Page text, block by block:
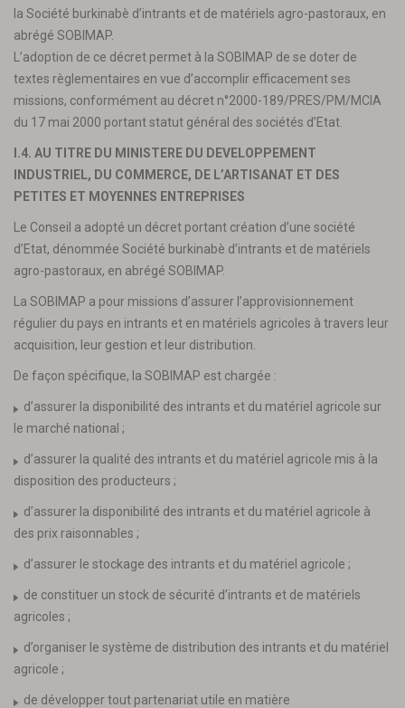
la Société burkinabè d’intrants et de matériels agro-pastoraux, en
abrégé SOBIMAP.
L’adoption de ce décret permet à la SOBIMAP de se doter de
textes règlementaires en vue d’accomplir efficacement ses
missions, conformément au décret n°2000-189/PRES/PM/MCIA
du 17 mai 2000 portant statut général des sociétés d’Etat.
I.4. AU TITRE DU MINISTERE DU DEVELOPPEMENT
INDUSTRIEL, DU COMMERCE, DE L’ARTISANAT ET DES
PETITES ET MOYENNES ENTREPRISES
Le Conseil a adopté un décret portant création d’une société
d’Etat, dénommée Société burkinabè d’intrants et de matériels
agro-pastoraux, en abrégé SOBIMAP.
La SOBIMAP a pour missions d’assurer l’approvisionnement
régulier du pays en intrants et en matériels agricoles à travers leur
acquisition, leur gestion et leur distribution.
De façon spécifique, la SOBIMAP est chargée :
d’assurer la disponibilité des intrants et du matériel agricole sur
le marché national ;
d’assurer la qualité des intrants et du matériel agricole mis à la
disposition des producteurs ;
d’assurer la disponibilité des intrants et du matériel agricole à
des prix raisonnables ;
d’assurer le stockage des intrants et du matériel agricole ;
de constituer un stock de sécurité d’intrants et de matériels
agricoles ;
d’organiser le système de distribution des intrants et du matériel
agricole ;
de développer tout partenariat utile en matière